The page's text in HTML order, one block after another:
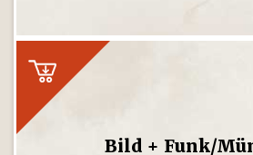
Bild + Funk/